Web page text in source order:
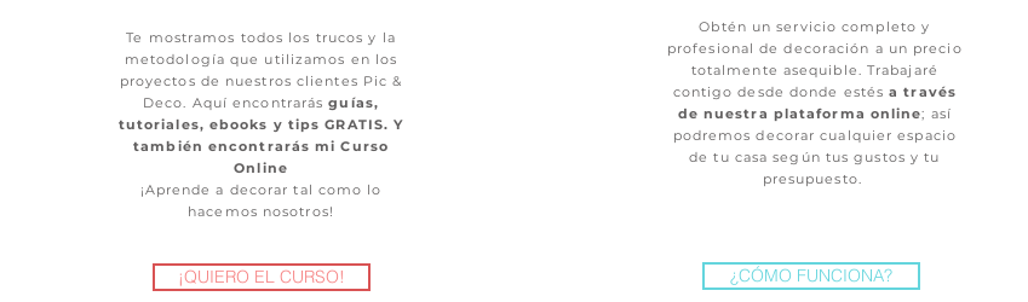
Te mostramos todos los trucos y la
metodología que utilizamos en los
proyectos de nuestros clientes Pic &
Deco. Aquí encontrarásguías,
tutoriales, ebooks y tips GRATIS. Y
también encontrarás mi Curso
Online
¡Aprende a decorar tal como lo
hacemos nosotros!
¡QUIERO EL CURSO!
Obtén un servicio completo y
profesional de decoración a un precio
totalmente asequible. Trabajaré
contigo desde donde estésa través
de nuestra plataforma online; así
podremos decorar cualquier espacio
de tu casa según tus gustos y tu
presupuesto.
¿CÓMO FUNCIONA?